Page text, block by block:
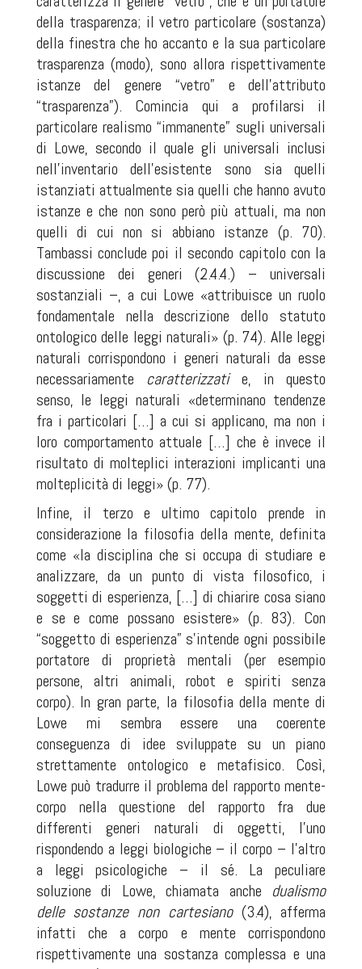
della trasparenza; il vetro particolare (sostanza)
della finestra che ho accanto e la sua particolare
trasparenza (modo), sono allora rispettivamente
istanze del genere “vetro” e dell’attributo
“trasparenza”). Comincia qui a profilarsi il
particolare realismo “immanente” sugli universali
di Lowe, secondo il quale gli universali inclusi
nell’inventario dell’esistente sono sia quelli
istanziati attualmente sia quelli che hanno avuto
istanze e che non sono però più attuali, ma non
quelli di cui non si abbiano istanze (p. 70).
Tambassi conclude poi il secondo capitolo con la
discussione dei generi (2.4.4.) – universali
sostanziali –, a cui Lowe «attribuisce un ruolo
fondamentale nella descrizione dello statuto
ontologico delle leggi naturali» (p. 74). Alle leggi
naturali corrispondono i generi naturali da esse
necessariamente caratterizzatie, in questo
senso, le leggi naturali «determinano tendenze
fra i particolari […] a cui si applicano, ma non i
loro comportamento attuale […] che è invece il
risultato di molteplici interazioni implicanti una
molteplicità di leggi» (p. 77).
Infine, il terzo e ultimo capitolo prende in
considerazione la filosofia della mente, definita
come «la disciplina che si occupa di studiare e
analizzare, da un punto di vista filosofico, i
soggetti di esperienza, […] di chiarire cosa siano
e se e come possano esistere» (p. 83). Con
“soggetto di esperienza” s’intende ogni possibile
portatore di proprietà mentali (per esempio
persone, altri animali, robot e spiriti senza
corpo). In gran parte, la filosofia della mente di
Lowe mi sembra essere una coerente
conseguenza di idee sviluppate su un piano
strettamente ontologico e metafisico. Così,
Lowe può tradurre il problema del rapporto mente-
corpo nella questione del rapporto fra due
differenti generi naturali di oggetti, l’uno
rispondendo a leggi biologiche – il corpo – l'altro
a leggi psicologiche – il sé. La peculiare
soluzione di Lowe, chiamata anche dualismo
delle sostanze non cartesiano(3.4), afferma
infatti che a corpo e mente corrispondono
rispettivamente una sostanza complessa e una